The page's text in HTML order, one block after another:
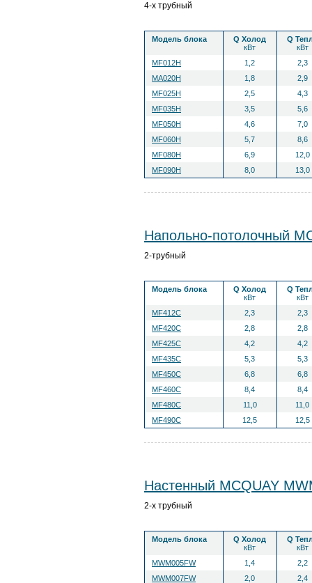
4-х трубный
Модель блока
Q Холод
кВт
Q
кВт
MF012H
1,2
2,3
MА020H
1,8
2,9
MF025H
2,5
4,3
MF035H
3,5
5,6
MF050H
4,6
7,0
MF060H
5,7
8,6
MF080H
6,9
12,0
MF090H
8,0 13,0
Напольно-потолочный
2-трубный
Модель блока
Q Холод
кВт
Q
кВт
MF412C
2,3
2,3
MF420C
2,8
2,8
MF425C
4,2
4,2
MF435C
5,3
5,3
MF450C
6,8
6,8
MF460C
8,4
8,4
MF480C
11,0
11,0
MF490C
12,5 12,5
Настенный MCQUAY
2-х трубный
Модель блока
Q Холод
кВт
Q
кВт
MWM005FW
1,4
2,2
MWM007FW
2,0
2,4